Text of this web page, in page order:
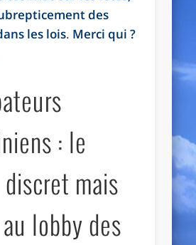
des
les lois. Merci qui ?
: le
mais
lobby des